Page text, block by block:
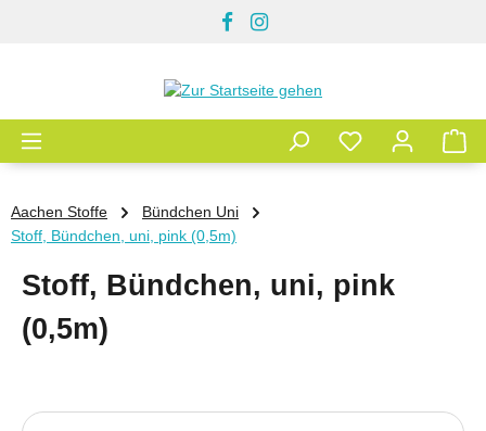
Aachen Stoffe
Bündchen Uni
Stoff, Bündchen, uni, pink (0,5m)
Stoff, Bündchen, uni, pink
(0,5m)
Bildergalerie überspringen